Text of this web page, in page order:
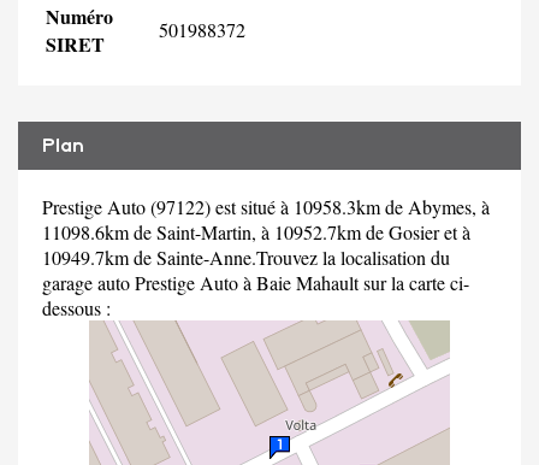
Numéro
SIRET
501988372
Plan
Prestige Auto (97122) est situé à 10958.3km de Abymes, à
11098.6km de Saint-Martin, à 10952.7km de Gosier et à
10949.7km de Sainte-Anne.Trouvez la localisation du
garage auto Prestige Auto à Baie Mahault sur la carte ci-
dessous :